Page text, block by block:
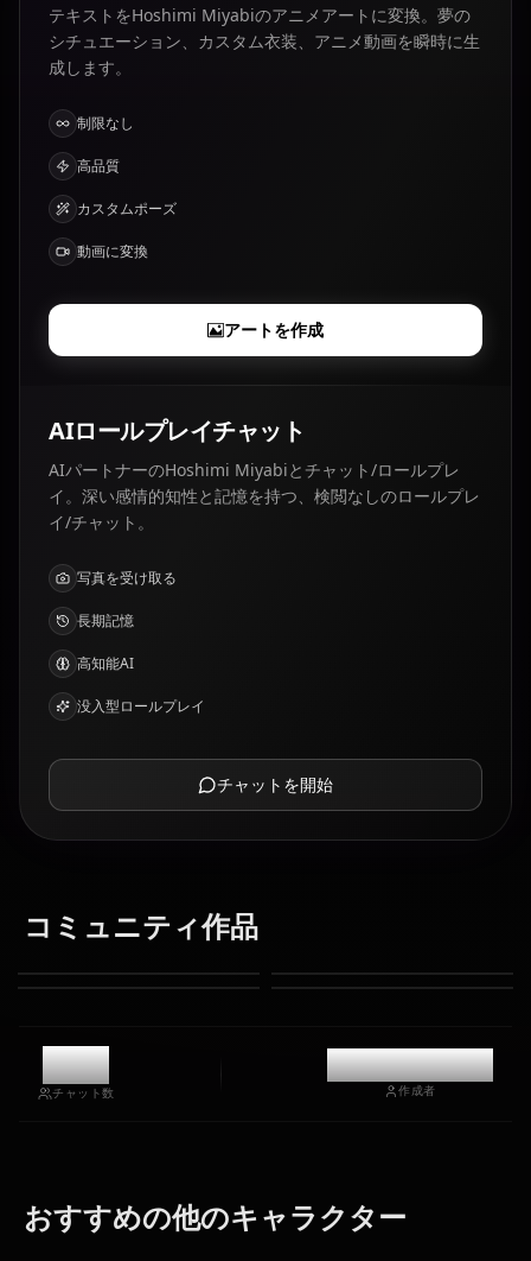
テキストをHoshimi Miyabiのアニメアートに変換。夢の
シチュエーション、カスタム衣装、アニメ動画を瞬時に生
成します。
制限なし
高品質
カスタムポーズ
動画に変換
アートを作成
AIロールプレイチャット
AIパートナーのHoshimi Miyabiとチャット/ロールプレ
イ。深い感情的知性と記憶を持つ、検閲なしのロールプレ
イ/チャット。
写真を受け取る
長期記憶
高知能AI
没入型ロールプレイ
チャットを開始
コミュニティ作品
7k
チャット数
@casualwaifus
作成者
おすすめの他のキャラクター
エレン・ジョ
ソルジャー
ニコール・デ